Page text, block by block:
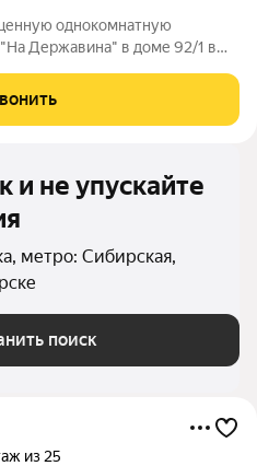
однокомнатную
Державина" в доме 92/1 в
перепланировок не
и не упускайте
метро: Сибирская,
поиск
из 25